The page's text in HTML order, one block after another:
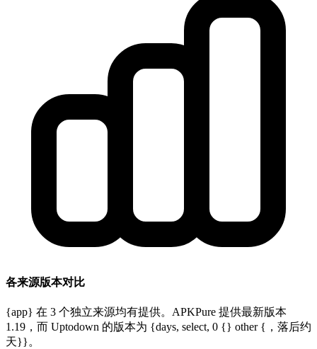
各来源版本对比
{app} 在 3 个独立来源均有提供。APKPure 提供最新版本
1.19，而 Uptodown 的版本为 {days, select, 0 {} other {，落后约
天}}。